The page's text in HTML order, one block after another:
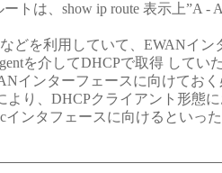
トは、show ip route 表示上”A -
どを利用していて、EWANイン
を介してDHCPで取得 してい
インターフェースに向けてお
より、DHCPクライアント形態
インタフェースに向けるといっ